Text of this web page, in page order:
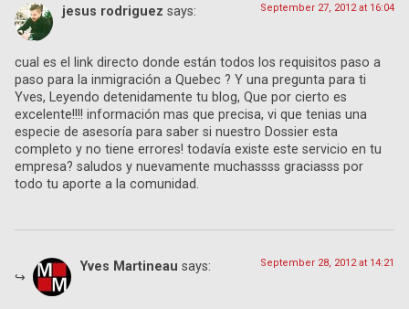
jesus rodriguez says: September 27, 2012 at 16:04
cual es el link directo donde están todos los requisitos paso a
paso para la inmigración a Quebec ? Y una pregunta para ti
Yves, Leyendo detenidamente tu blog, Que por cierto es
excelente!!!! información mas que precisa, vi que tenias una
especie de asesoría para saber si nuestro Dossier esta
completo y no tiene errores! todavía existe este servicio en tu
empresa? saludos y nuevamente muchassss graciasss por
todo tu aporte a la comunidad.
Yves Martineau says: September 28, 2012 at 14:21